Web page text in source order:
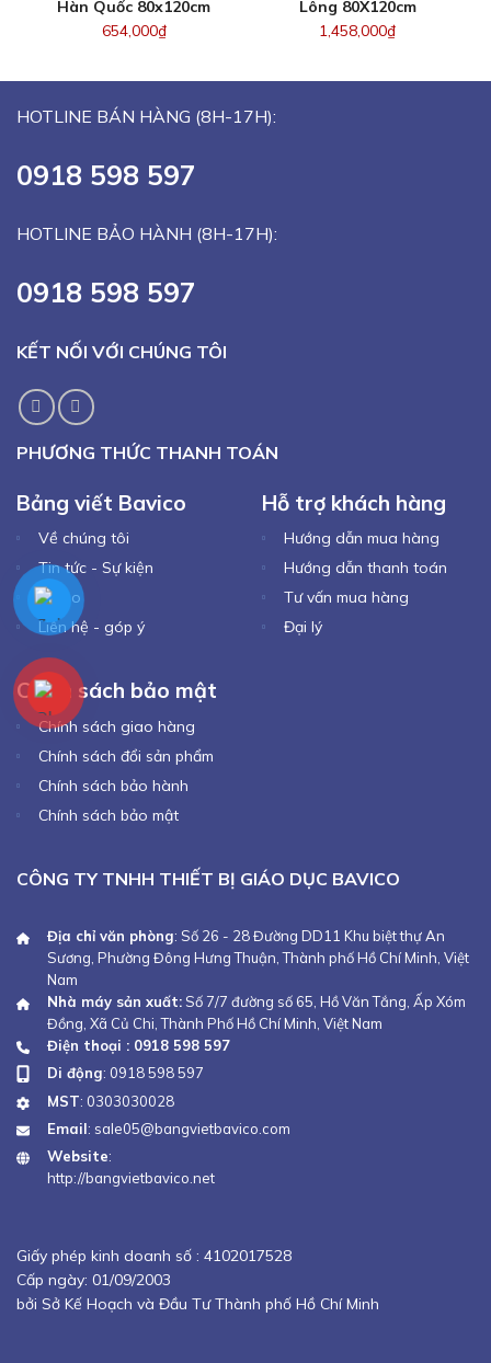
Hàn Quốc 80x120cm
654,000₫
Lông 80X120cm
1,458,000₫
HOTLINE BÁN HÀNG (8H-17H):
0918 598 597
HOTLINE BẢO HÀNH (8H-17H):
0918 598 597
KẾT NỐI VỚI CHÚNG TÔI
PHƯƠNG THỨC THANH TOÁN
Bảng viết Bavico
Về chúng tôi
Tin tức - Sự kiện
Video
Liên hệ - góp ý
Hỗ trợ khách hàng
Hướng dẫn mua hàng
Hướng dẫn thanh toán
Tư vấn mua hàng
Đại lý
Chính sách bảo mật
Chính sách giao hàng
Chính sách đổi sản phẩm
Chính sách bảo hành
Chính sách bảo mật
CÔNG TY TNHH THIẾT BỊ GIÁO DỤC BAVICO
Địa chỉ văn phòng: Số 26 - 28 Đường DD11 Khu biệt thự An
Sương, Phường Đông Hưng Thuận, Thành phố Hồ Chí Minh, Việt
Nam
Nhà máy sản xuất: Số 7/7 đường số 65, Hồ Văn Tắng, Ấp Xóm
Đồng, Xã Củ Chi, Thành Phố Hồ Chí Minh, Việt Nam
Điện thoại : 0918 598 597
Di động: 0918 598 597
MST: 0303030028
Email: sale05@bangvietbavico.com
Website:
http://bangvietbavico.net
Giấy phép kinh doanh số : 4102017528
Cấp ngày: 01/09/2003
bởi Sở Kế Hoạch và Đầu Tư Thành phố Hồ Chí Minh